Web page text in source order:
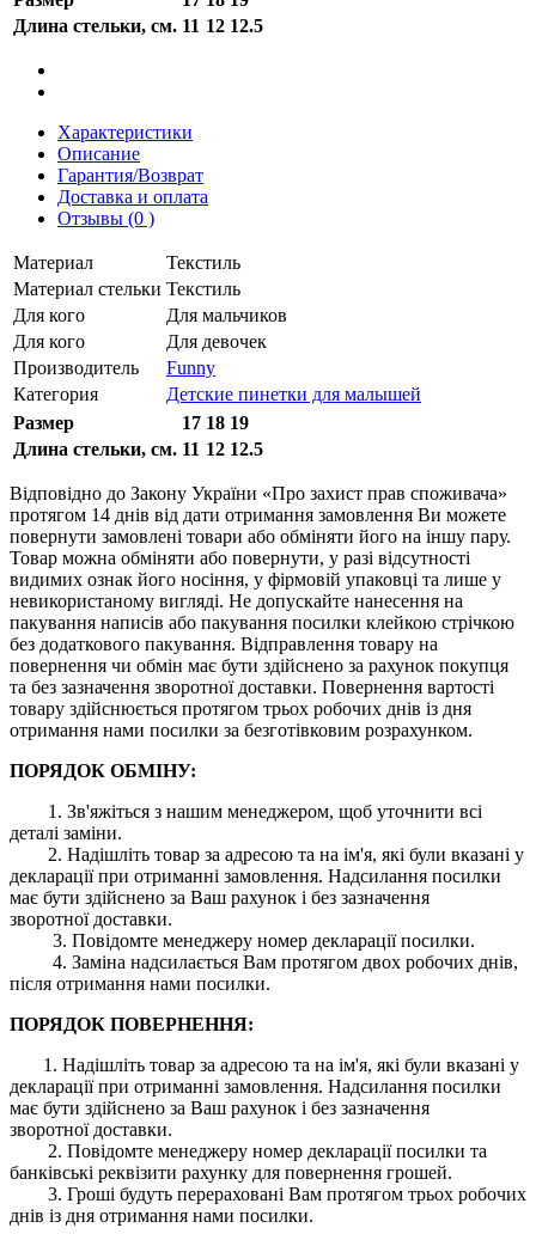
Длина стельки, см. 11 12 12.5
Характеристики
Описание
Гарантия/Возврат
Доставка и оплата
Отзывы (0 )
Материал
Текстиль
Материал стельки Текстиль
Для кого
Для мальчиков
Для кого
Для девочек
Производитель
Funny
Категория
Детские пинетки для малышей
Размер
17 18 19
Длина стельки, см. 11 12 12.5
Відповідно до Закону України «Про захист прав споживача»
протягом 14 днів від дати отримання замовлення Ви можете
повернути замовлені товари або обміняти його на іншу пару.
Товар можна обміняти або повернути, у разі відсутності
видимих ​​ознак його носіння, у фірмовій упаковці та лише у
невикористаному вигляді. Не допускайте нанесення на
пакування написів або пакування посилки клейкою стрічкою
без додаткового пакування. Відправлення товару на
повернення чи обмін має бути здійснено за рахунок покупця
та без зазначення зворотної доставки. Повернення вартості
товару здійснюється протягом трьох робочих днів із дня
отримання нами посилки за безготівковим розрахунком.
ПОРЯДОК ОБМІНУ:
1. Зв'яжіться з нашим менеджером, щоб уточнити всі
деталі заміни.
2. Надішліть товар за адресою та на ім'я, які були вказані у
декларації при отриманні замовлення. Надсилання посилки
має бути здійснено за Ваш рахунок і без зазначення
зворотної доставки.
3. Повідомте менеджеру номер декларації посилки.
4. Заміна надсилається Вам протягом двох робочих днів,
після отримання нами посилки.
ПОРЯДОК ПОВЕРНЕННЯ:
1. Надішліть товар за адресою та на ім'я, які були вказані у
декларації при отриманні замовлення. Надсилання посилки
має бути здійснено за Ваш рахунок і без зазначення
зворотної доставки.
2. Повідомте менеджеру номер декларації посилки та
банківські реквізити рахунку для повернення грошей.
3. Гроші будуть перераховані Вам протягом трьох робочих
днів із дня отримання нами посилки.